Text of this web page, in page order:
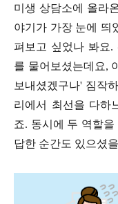
미생 상담소에 올라
야기가 가장 눈에 띄
펴보고 싶었나 봐요.
를 물어보셨는데요,
보내셨겠구나' 짐작
리에서 최선을 다하
죠. 동시에 두 역할
답한 순간도 있으셨